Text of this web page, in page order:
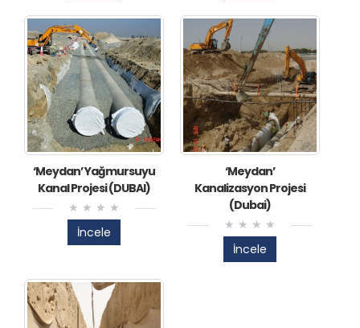
‘Meydan’ Yağmursuyu
Kanal Projesi (DUBAI)
İncele
‘Meydan’
Kanalizasyon Projesi
(Dubai)
İncele